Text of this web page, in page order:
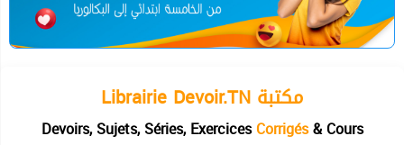
Librairie Devoir.TN مكتبة
Devoirs, Sujets, Séries, ExercicesCorrigés& Cours